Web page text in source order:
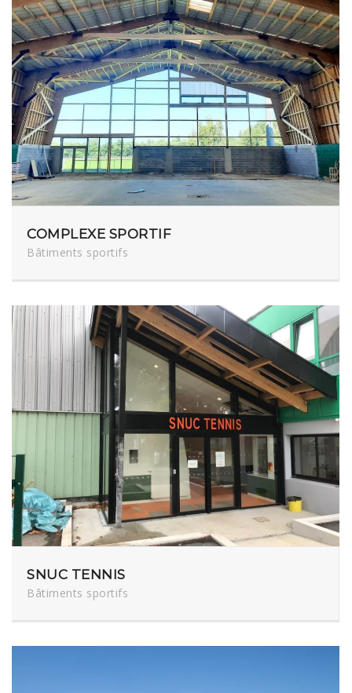
COMPLEXE SPORTIF
Bâtiments sportifs
SNUC TENNIS
Bâtiments sportifs